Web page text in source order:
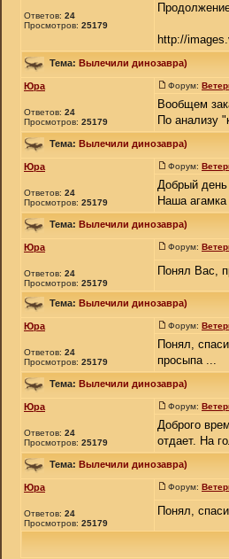
Ответов: 24
Просмотров: 25179
http://
Тема: Вылечили динозавра)
Юра
Ответов: 24
Просмотров: 25179
Форум:
Вообщем
По анализу
Тема: Вылечили динозавра)
Юра
Ответов: 24
Просмотров: 25179
Форум:
Добрый
Наша
Тема: Вылечили динозавра)
Юра
Ответов: 24
Просмотров: 25179
Форум:
Понял Вас,
Тема: Вылечили динозавра)
Юра
Ответов: 24
Просмотров: 25179
Форум:
Понял,
просыпа ...
Тема: Вылечили динозавра)
Юра
Ответов: 24
Просмотров: 25179
Форум:
Доброго
отдает. На
Тема: Вылечили динозавра)
Юра
Ответов: 24
Просмотров: 25179
Форум:
Понял,